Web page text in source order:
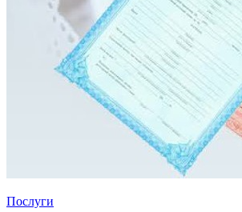
Послуги